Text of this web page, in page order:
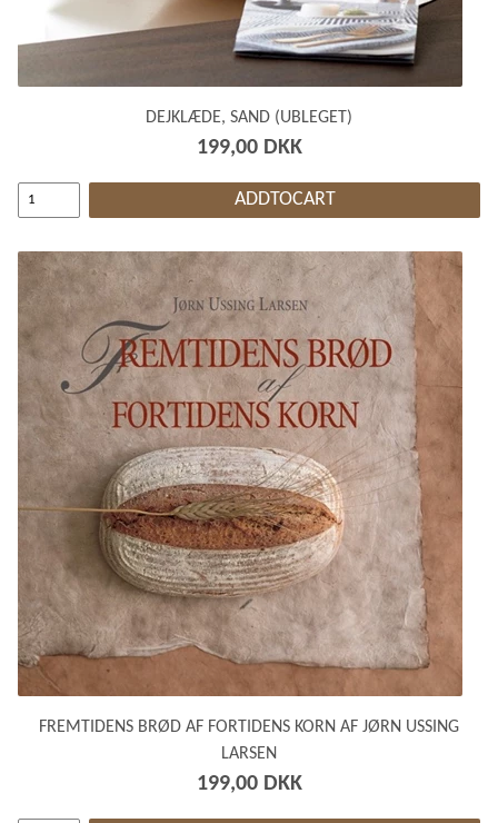
DEJKLÆDE, SAND (UBLEGET)
199,00 DKK
ADDTOCART
FREMTIDENS BRØD AF FORTIDENS KORN AF JØRN USSING
LARSEN
199,00 DKK